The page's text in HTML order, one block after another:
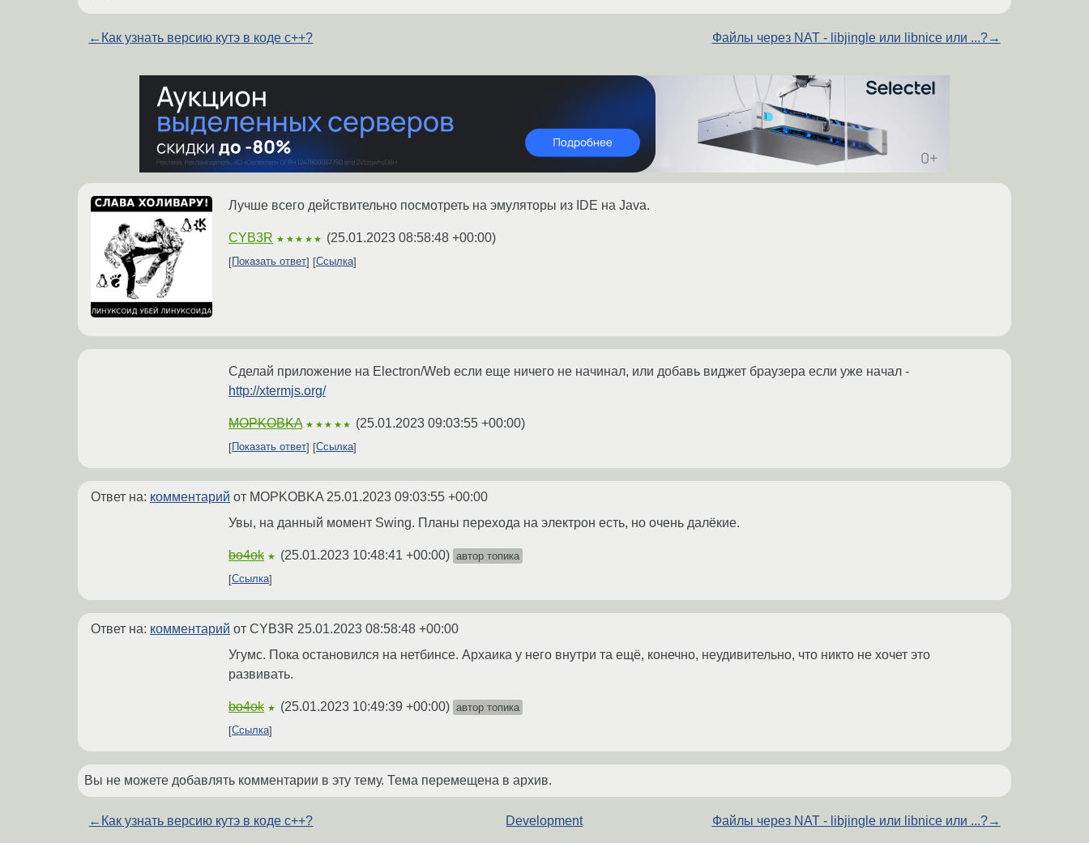
← Как узнать версию кутэ в коде с++? Файлы через NAT - libjingle или libnice или ...?→
Лучше всего действительно посмотреть на эмуляторы из IDE на Java.
CYB3R ★★★★★ (25.01.2023 08:58:48 +00:00)
Показать ответ Ссылка
Сделай приложение на Electron/Web если еще ничего не начинал, или добавь виджет браузера если уже начал -
http://xtermjs.org/
MOPKOBKA ★★★★★ (25.01.2023 09:03:55 +00:00)
Показать ответ Ссылка
Ответ на: комментарий от MOPKOBKA 25.01.2023 09:03:55 +00:00
Увы, на данный момент Swing. Планы перехода на электрон есть, но очень далёкие.
bo4ok ★ (25.01.2023 10:48:41 +00:00) автор топика
Ссылка
Ответ на: комментарий от CYB3R 25.01.2023 08:58:48 +00:00
Угумс. Пока остановился на нетбинсе. Архаика у него внутри та ещё, конечно, неудивительно, что никто не хочет это
развивать.
bo4ok ★ (25.01.2023 10:49:39 +00:00) автор топика
Ссылка
Вы не можете добавлять комментарии в эту тему. Тема перемещена в архив.
← Как узнать версию кутэ в коде с++? Development Файлы через NAT - libjingle или libnice или ...?→